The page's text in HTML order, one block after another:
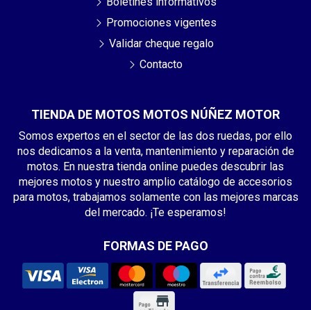
TIENDA DE MOTOS MOTOS NÚÑEZ MOTOR
Somos expertos en el sector de las dos ruedas, por ello
nos dedicamos a la venta, mantenimiento y reparación de
motos. En nuestra tienda online puedes descubrir las
mejores motos y nuestro amplio catálogo de accesorios
para motos, trabajamos solamente con las mejores marcas
del mercado. ¡Te esperamos!
FORMAS DE PAGO
Promociones vigentes
Validar cheque regalo
Contacto